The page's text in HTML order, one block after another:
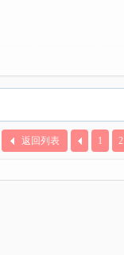
1 2
返回列表